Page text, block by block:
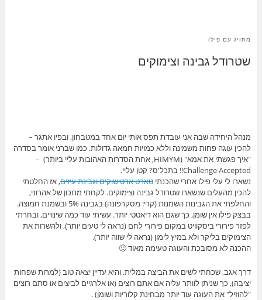
מתויג עם פילו
שטרודל גבינה וצימוקים
מנהל היחידה שבה אני עובדת תפס אותי יום אחד במטבחון, ובפיו אתגר –
להכין עוגה פחות משמינה וללא כמויות חמאה גדולות. כמו שברני אומר בסדרה
"איך פגשתי את אמא" (HIMYM, אחת הסדרות האהובות עליי ביותר) –
Challenge Accepted!! בתכל'ס? קטן עליי.
נשארו לי עלי פילו אחרי שהכנתי טארט ארטישוקים וגבינת עיזים, אז החלטתי
להכין מהעלים שנשארו שטרודל גבינה וצימוקים. לקחתי מתכון של אהרוני,
והחלפתי את הגבינות השמנות (קרי: מסקרפונה) בגבינה 5% ובשמנת חמוצה.
בבצק פילו אין שומן, כך שגם הוא דיאטטי יותר. עשיתי עוד כמה שינויים, ובחרתי
לפזר פירורי ביסקוויט במקום פירורי לחם (נראה לי טעים יותר), ולהשרות את
הצימוקים בליקר ולא במיץ לימון (נראה לי שווה יותר).
ההכנה לא מסובכת והעוגה טעימה מאוד 🙂
דרך אגב, שכחתי לשים את הביצה במלית, והיא עדיין יצאה טוב (למרות שפחות
יציבה), כך שניתן לוותר עליה אם אתם רוצים (או אלרגיים לביצים או סתם רוצים
"להוזיל" את העוגה עוד יותר מבחינת קלוריות ושומן) .